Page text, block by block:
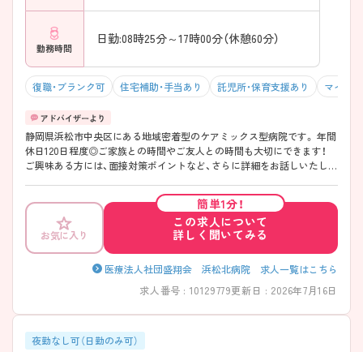
勤務時間
日勤:08時25分～17時00分（休憩60分）
復職・ブランク可 住宅補助・手当あり 託児所・保育支援あり マイカ
静岡県浜松市中央区にある地域密着型のケアミックス型病院です。 年間
休日120日程度◎ご家族との時間やご友人との時間も大切にできます！
ご興味ある方には、面接対策ポイントなど、さらに詳細をお話しいたしま
お気に入り
簡単1分！
この求人について
詳しく聞いてみる
医療法人社団盛翔会 浜松北病院 求人一覧はこちら
求人番号 : 10129779更新日 : 2026年7月16日
夜勤なし可（日勤のみ可）